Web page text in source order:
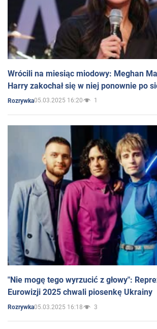
Wrócili na miesiąc miodowy: Meghan
Harry zakochał się w niej ponownie po
Rozrywka05.03.2025 16:20 1
"Nie mogę tego wyrzucić z głowy":
Eurowizji 2025 chwali piosenkę Ukrainy
Rozrywka05.03.2025 16:18 3